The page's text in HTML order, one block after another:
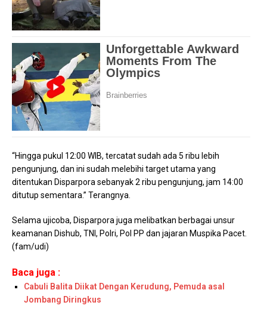
“Hingga pukul 12:00 WIB, tercatat sudah ada 5 ribu lebih
pengunjung, dan ini sudah melebihi target utama yang
ditentukan Disparpora sebanyak 2 ribu pengunjung, jam 14:00
ditutup sementara.” Terangnya.
Selama ujicoba, Disparpora juga melibatkan berbagai unsur
keamanan Dishub, TNI, Polri, Pol PP dan jajaran Muspika Pacet.
(fam/udi)
Baca juga :
Cabuli Balita Diikat Dengan Kerudung, Pemuda asal
Jombang Diringkus